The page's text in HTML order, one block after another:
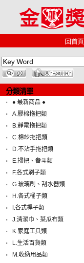
回首頁
分類清單
● 最新商品 ●
A.膠棉拖把類
B.靜電拖把類
C.棉紗拖把類
D.不沾手拖把類
E.掃把、畚斗類
F.各式刷子類
G.玻璃刷、刮水器類
H.各式桶子類
I.各式桿子類
J.清潔巾、菜瓜布類
K.家庭工具類
L.生活百貨類
M.收納用品類